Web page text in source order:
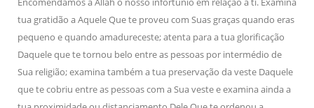
tua gratidão a Aquele Que te proveu com Suas graças quando eras
pequeno e quando amadureceste; atenta para a tua glorificação
Daquele que te tornou belo entre as pessoas por intermédio de
Sua religião; examina também a tua preservação da veste Daquele
que te cobriu entre as pessoas com a Sua veste e examina ainda a